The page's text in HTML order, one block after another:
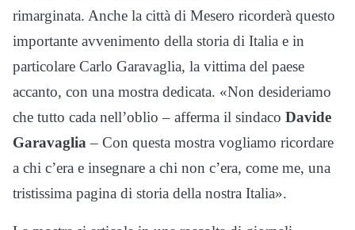
rimarginata. Anche la città di Mesero ricorderà questo
importante avvenimento della storia di Italia e in
particolare Carlo Garavaglia, la vittima del paese
accanto, con una mostra dedicata. «Non desideriamo
che tutto cada nell’oblio – afferma il sindaco Davide
Garavaglia – Con questa mostra vogliamo ricordare
a chi c’era e insegnare a chi non c’era, come me, una
tristissima pagina di storia della nostra Italia».